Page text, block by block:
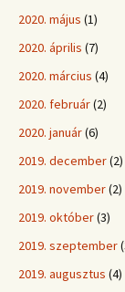
2020. május (1)
2020. április (7)
2020. március (4)
2020. február(2)
2020. január(6)
2019. december(2)
2019. november(2)
2019. október(3)
2019. szeptember
2019. augusztus (4)